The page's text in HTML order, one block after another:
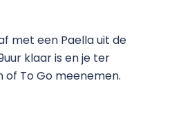
met een Paella uit de
klaar is en je ter
To Go meenemen.